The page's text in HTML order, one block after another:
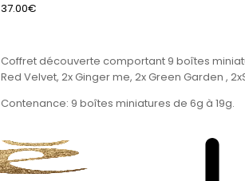
37.00€
Coffret découverte comportant 9 boîtes
Red Velvet, 2x Ginger me, 2x Green Garden ,
Contenance: 9 boîtes miniatures de 6g à 19g.